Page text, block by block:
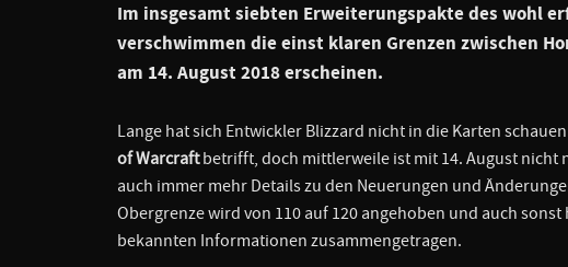
Im insgesamt siebten Erweiterungspakte des wohl
verschwimmen die einst klaren Grenzen zwischen
am 14. August 2018 erscheinen.
Lange hat sich Entwickler Blizzard nicht in die Karten
of Warcraftbetrifft, doch mittlerweile ist mit 14. August nicht
auch immer mehr Details zu den Neuerungen und
Obergrenze wird von 110 auf 120 angehoben und auch
bekannten Informationen zusammengetragen.